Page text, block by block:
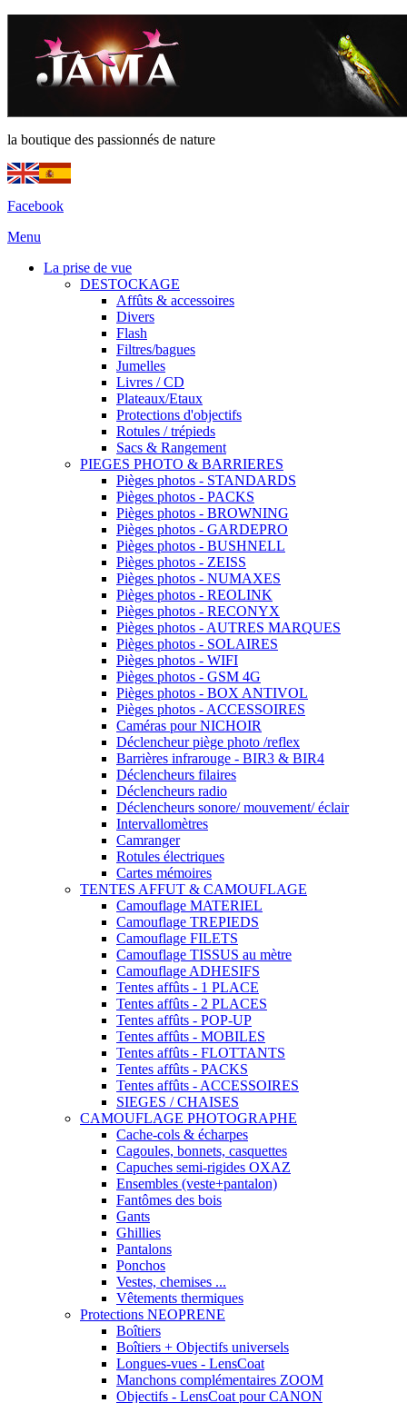
la boutique des passionnés de nature
Facebook
Menu
La prise de vue
DESTOCKAGE
Affûts & accessoires
Divers
Flash
Filtres/bagues
Jumelles
Livres / CD
Plateaux/Etaux
Protections d'objectifs
Rotules / trépieds
Sacs & Rangement
PIEGES PHOTO & BARRIERES
Pièges photos - STANDARDS
Pièges photos - PACKS
Pièges photos - BROWNING
Pièges photos - GARDEPRO
Pièges photos - BUSHNELL
Pièges photos - ZEISS
Pièges photos - NUMAXES
Pièges photos - REOLINK
Pièges photos - RECONYX
Pièges photos - AUTRES MARQUES
Pièges photos - SOLAIRES
Pièges photos - WIFI
Pièges photos - GSM 4G
Pièges photos - BOX ANTIVOL
Pièges photos - ACCESSOIRES
Caméras pour NICHOIR
Déclencheur piège photo /reflex
Barrières infrarouge - BIR3 & BIR4
Déclencheurs filaires
Déclencheurs radio
Déclencheurs sonore/ mouvement/ éclair
Intervallomètres
Camranger
Rotules électriques
Cartes mémoires
TENTES AFFUT & CAMOUFLAGE
Camouflage MATERIEL
Camouflage TREPIEDS
Camouflage FILETS
Camouflage TISSUS au mètre
Camouflage ADHESIFS
Tentes affûts - 1 PLACE
Tentes affûts - 2 PLACES
Tentes affûts - POP-UP
Tentes affûts - MOBILES
Tentes affûts - FLOTTANTS
Tentes affûts - PACKS
Tentes affûts - ACCESSOIRES
SIEGES / CHAISES
CAMOUFLAGE PHOTOGRAPHE
Cache-cols & écharpes
Cagoules, bonnets, casquettes
Capuches semi-rigides OXAZ
Ensembles (veste+pantalon)
Fantômes des bois
Gants
Ghillies
Pantalons
Ponchos
Vestes, chemises ...
Vêtements thermiques
Protections NEOPRENE
Boîtiers
Boîtiers + Objectifs universels
Longues-vues - LensCoat
Manchons complémentaires ZOOM
Objectifs - LensCoat pour CANON